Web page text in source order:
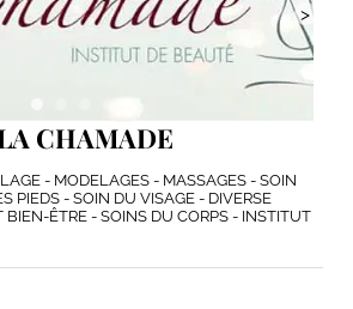
>
CHAMADE
- MODELAGES - MASSAGES - SOIN
PIEDS - SOIN DU VISAGE - DIVERSE
ÊTRE - SOINS DU CORPS - INSTITUT